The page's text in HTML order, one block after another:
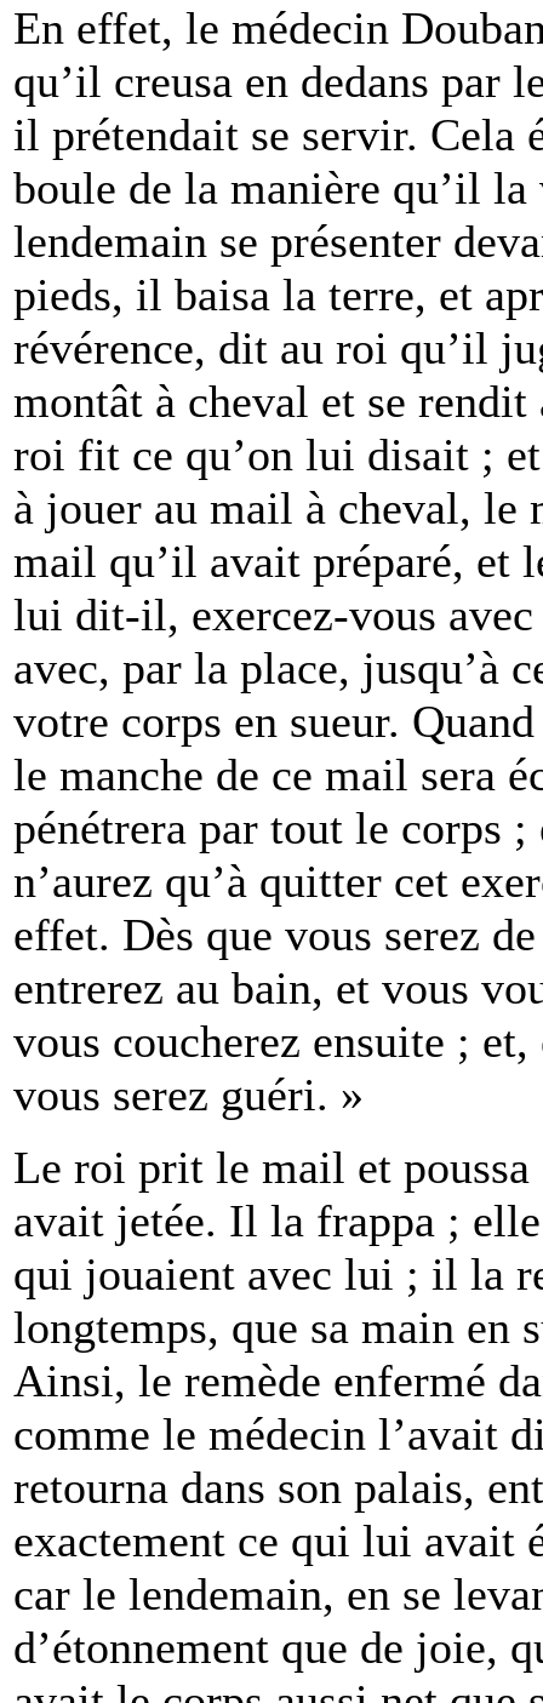
En effet, le médecin
qu’il creusa en dedans par
il prétendait se servir. Cela
boule de la manière qu’il
lendemain se présenter
pieds, il baisa la terre, et
révérence, dit au roi qu’il
montât à cheval et se
roi fit ce qu’on lui disait ;
à jouer au mail à cheval, le
mail qu’il avait préparé, et
lui dit-il, exercez-vous
avec, par la place, jusqu’à
votre corps en sueur.
le manche de ce mail sera
pénétrera par tout le corps
n’aurez qu’à quitter cet
effet. Dès que vous serez
entrerez au bain, et vous
vous coucherez ensuite ;
vous serez guéri. »
Le roi prit le mail et poussa
avait jetée. Il la frappa ;
qui jouaient avec lui ; il la
longtemps, que sa main en
Ainsi, le remède enfermé
comme le médecin l’avait
retourna dans son palais,
exactement ce qui lui avait
car le lendemain, en se
d’étonnement que de joie,